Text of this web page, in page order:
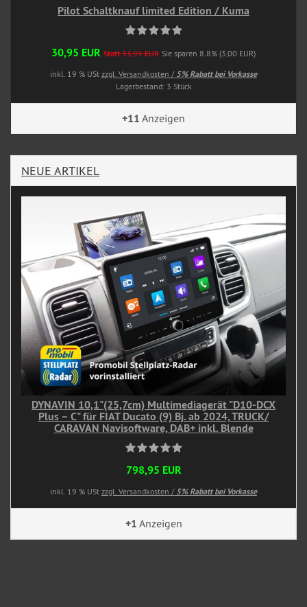
Pilot Schaltknauf limited Edition / Kuma
30,95 EUR Statt 33,95 EUR Sie sparen 8.8% (3,00 EUR)
inkl. 19 % USt zzgl. Versandkosten / 5% Rabatt bei Vorkasse
Lagerbestand: 3 Stück
+11 Anzeigen
NEUE ARTIKEL
DYNAVIN 10,1"(25,7cm) Multimediagerät "D10-DCX
Plus – C" für FIAT Ducato (9) Bj. ab 2024, TRUCK/
CARAVAN Navisoftware, DAB+ inkl. Blende
798,95 EUR
inkl. 19 % USt zzgl. Versandkosten / 5% Rabatt bei Vorkasse
+1 Anzeigen